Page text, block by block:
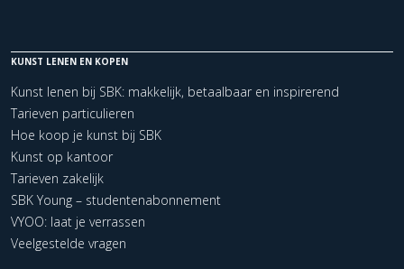
KUNST LENEN EN KOPEN
Kunst lenen bij SBK: makkelijk, betaalbaar en inspirerend
Tarieven particulieren
Hoe koop je kunst bij SBK
Kunst op kantoor
Tarieven zakelijk
SBK Young – studentenabonnement
VYOO: laat je verrassen
Veelgestelde vragen